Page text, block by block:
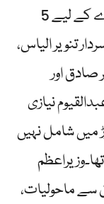
جموں و کشمیر کے وزیر اعظم کے عہدے کے لیے 5
تنویر الیاس،
صادق اور
نیازی
میں شامل نہیں
سے ماحولیات،